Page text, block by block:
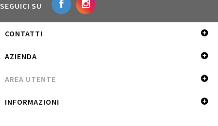
SEGUICI SU
CONTATTI
AZIENDA
AREA UTENTE
INFORMAZIONI